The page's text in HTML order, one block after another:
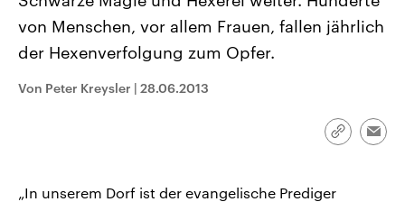
Alle Informationen
Sachsen-Anhalt wählt am 6.
September 2026 einen neuen
Landtag. Seit 2021 wird das
Bundesland von einer Koalition aus
Umfragen, Prognosen,
Hintergründe
Wirtschaftlich und
gehören die Vereinigten
den mächtigsten Ländern
mit großem Einfluss auf
von Menschen, vor allem Frauen, fallen jährlich
der Hexenverfolgung zum Opfer.
Von Peter Kreysler | 28.06.2013
Link
„In unserem Dorf ist der evangelische Prediger